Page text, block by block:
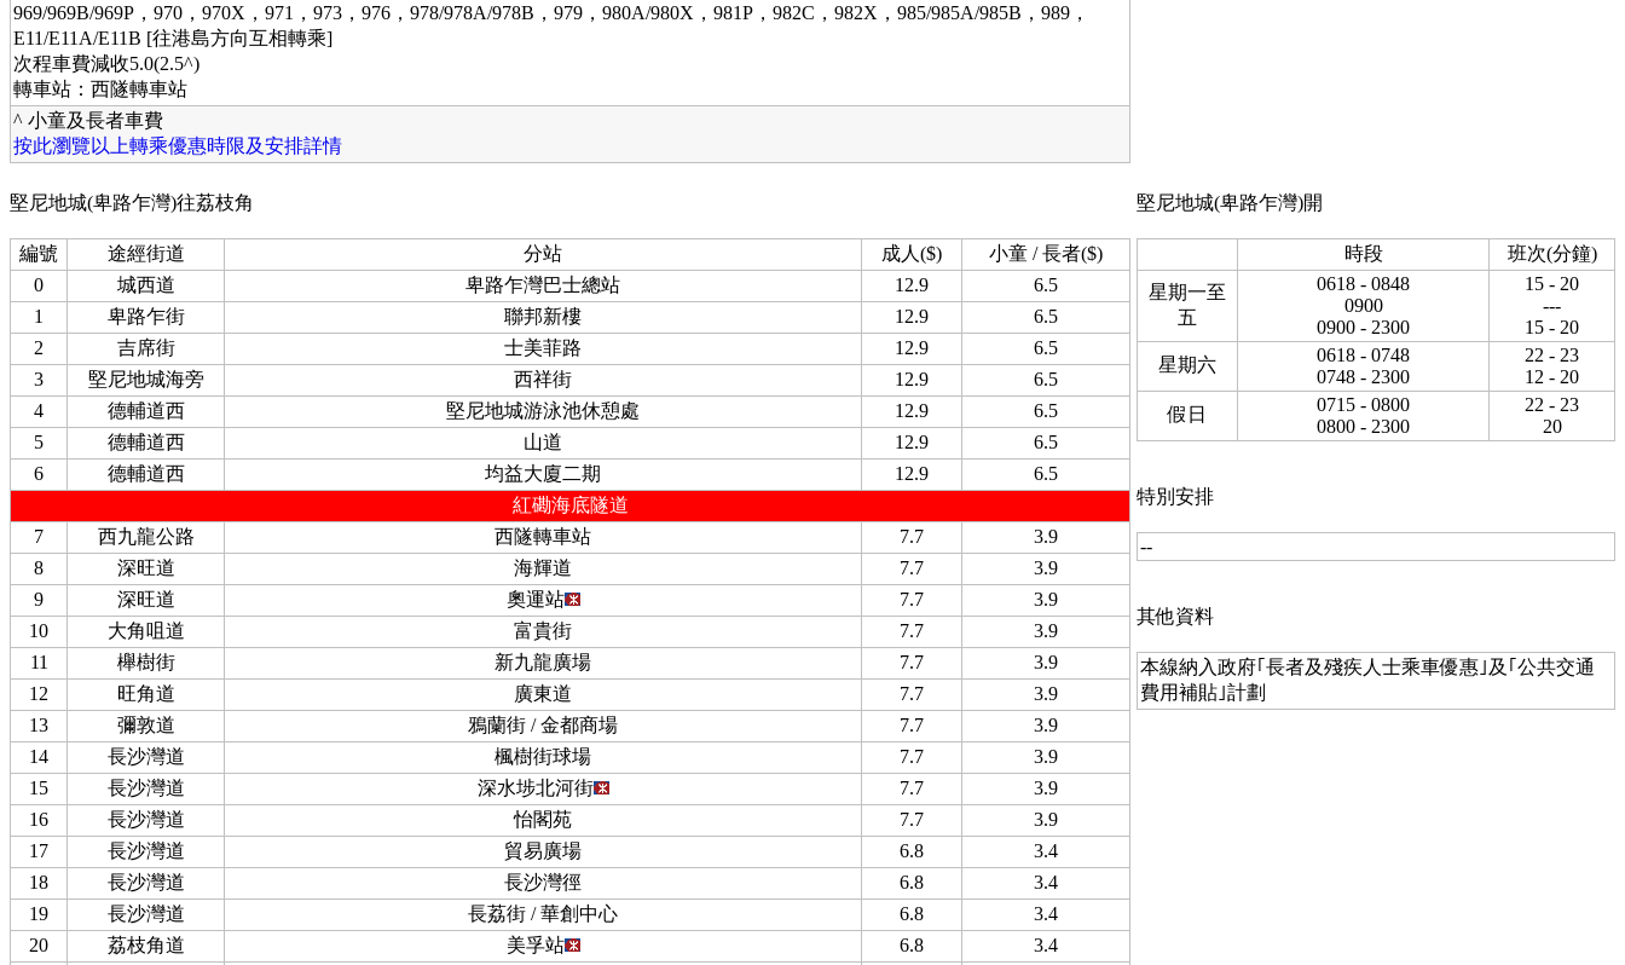
969/969B/969P，970，970X，971，973，976，978/978A/978B，979，980A/980X，981P，982C，982X，985/985A/985B，989，
E11/E11A/E11B [往港島方向互相轉乘]
次程車費減收5.0(2.5^)
轉車站：西隧轉車站
^ 小童及長者車費
按此瀏覽以上轉乘優惠時限及安排詳情
堅尼地城(卑路乍灣)往荔枝角
編號 途經街道 分站 成人($)
小童 / 長者($)
0
城西道 卑路乍灣巴士總站 12.9
6.5
1
卑路乍街 聯邦新樓 12.9
6.5
2
吉席街 士美菲路 12.9
6.5
3
堅尼地城海旁 西祥街 12.9
6.5
4
德輔道西 堅尼地城游泳池休憩處 12.9
6.5
5
德輔道西 山道 12.9
6.5
6
德輔道西 均益大廈二期 12.9
6.5
紅磡海底隧道
7
西九龍公路 西隧轉車站 7.7
3.9
8
深旺道 海輝道 7.7
3.9
9
深旺道 奧運站 7.7
3.9
10
大角咀道 富貴街 7.7
3.9
11
櫸樹街 新九龍廣場 7.7
3.9
12
旺角道 廣東道 7.7
3.9
13
彌敦道 鴉蘭街 / 金都商場 7.7
3.9
14
長沙灣道 楓樹街球場 7.7
3.9
15
長沙灣道 深水埗北河街 7.7
3.9
16
長沙灣道 怡閣苑 7.7
3.9
17
長沙灣道 貿易廣場 6.8
3.4
18
長沙灣道 長沙灣徑 6.8
3.4
19
長沙灣道 長荔街 / 華創中心 6.8
3.4
20
荔枝角道 美孚站 6.8 3.4
堅尼地城(卑路乍灣)開
時段
班次(分鐘)
星期一至
五
0618 - 0848
0900
0900 - 2300
15 - 20
---
15 - 20
星期六
0618 - 0748
0748 - 2300
22 - 23
12 - 20
假日
0715 - 0800
0800 - 2300
22 - 23
20
特別安排
--
其他資料
本線納入政府｢長者及殘疾人士乘車優惠｣及｢公共交通
費用補貼｣計劃